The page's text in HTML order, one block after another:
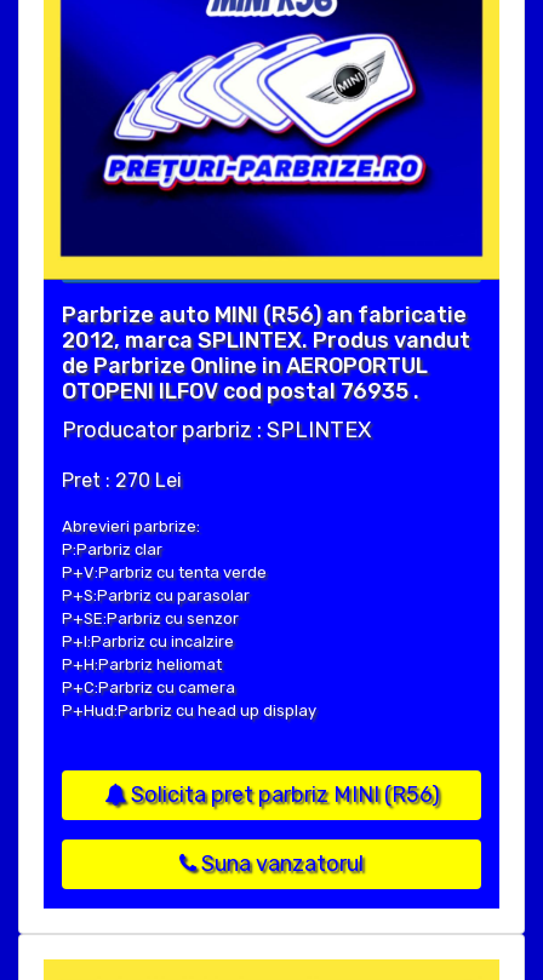
Parbrize auto MINI (R56) an fabricatie
2012, marca SPLINTEX. Produs vandut
de Parbrize Online in AEROPORTUL
OTOPENI ILFOV cod postal 76935 .
Producator parbriz : SPLINTEX
Pret : 270 Lei
Abrevieri parbrize:
P:Parbriz clar
P+V:Parbriz cu tenta verde
P+S:Parbriz cu parasolar
P+SE:Parbriz cu senzor
P+I:Parbriz cu incalzire
P+H:Parbriz heliomat
P+C:Parbriz cu camera
P+Hud:Parbriz cu head up display
Solicita pret parbriz MINI (R56)
Suna vanzatorul